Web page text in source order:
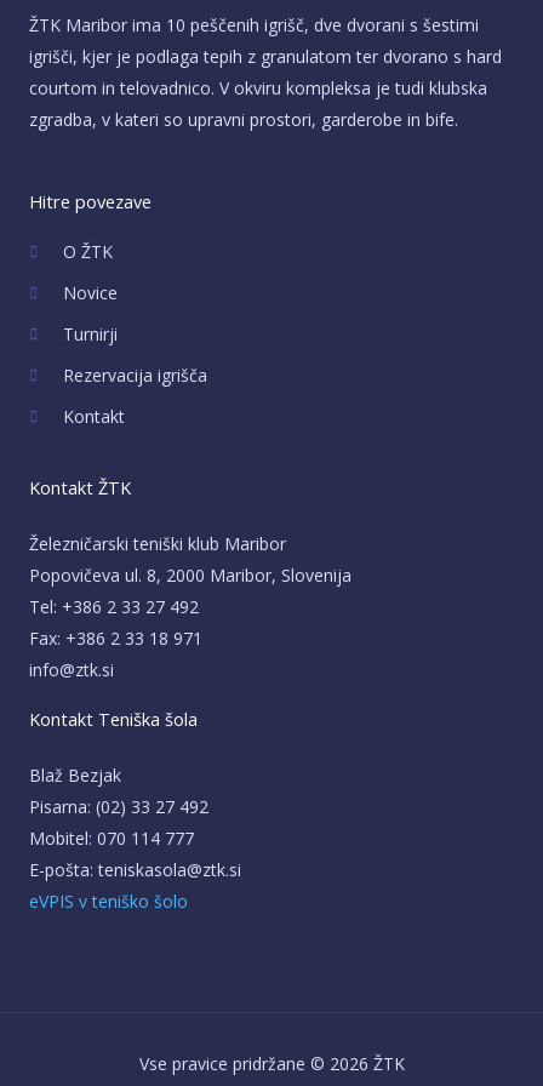
ŽTK Maribor ima 10 peščenih igrišč, dve dvorani s šestimi
igrišči, kjer je podlaga tepih z granulatom ter dvorano s hard
courtom in telovadnico. V okviru kompleksa je tudi klubska
zgradba, v kateri so upravni prostori, garderobe in bife.
Hitre povezave
O ŽTK
Novice
Turnirji
Rezervacija igrišča
Kontakt
Kontakt ŽTK
Železničarski teniški klub Maribor
Popovičeva ul. 8, 2000 Maribor, Slovenija
Tel: +386 2 33 27 492
Fax: +386 2 33 18 971
info@ztk.si
Kontakt Teniška šola
Blaž Bezjak
Pisarna: (02) 33 27 492
Mobitel: 070 114 777
E-pošta: teniskasola@ztk.si
eVPIS v teniško šolo
Vse pravice pridržane © 2026 ŽTK